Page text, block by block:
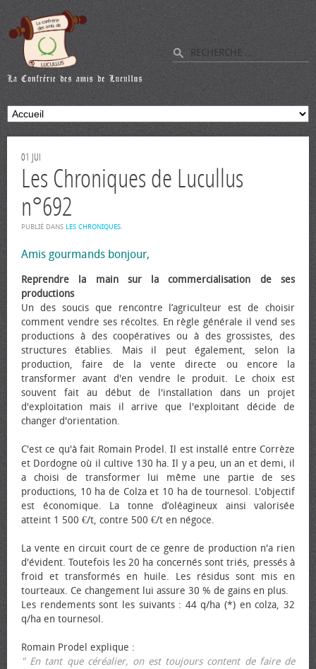
01 JUI
Les Chroniques de Lucullus
n°692
PUBLIÉ DANS LES CHRONIQUES.
Amis gourmands bonjour,
Reprendre la main sur la commercialisation de ses
productions
Un des soucis que rencontre l’agriculteur est de choisir
comment vendre ses récoltes. En règle générale il vend ses
productions à des coopératives ou à des grossistes, des
structures établies. Mais il peut également, selon la
production, faire de la vente directe ou encore la
transformer avant d'en vendre le produit. Le choix est
souvent fait au début de l'installation dans un projet
d'exploitation mais il arrive que l'exploitant décide de
changer d'orientation.
C'est ce qu'à fait Romain Prodel. Il est installé entre Corrèze
et Dordogne où il cultive 130 ha. Il y a peu, un an et demi, il
a choisi de transformer lui même une partie de ses
productions, 10 ha de Colza et 10 ha de tournesol. L'objectif
est économique. La tonne d’oléagineux ainsi valorisée
atteint 1 500 €/t, contre 500 €/t en négoce.
La vente en circuit court de ce genre de production n'a rien
d'évident. Toutefois les 20 ha concernés sont triés, pressés à
froid et transformés en huile. Les résidus sont mis en
tourteaux. Ce changement lui assure 30 % de gains en plus.
Les rendements sont les suivants : 44 q/ha (*) en colza, 32
q/ha en tournesol.
Romain Prodel explique :
" En tant que céréalier, on est toujours content de faire de